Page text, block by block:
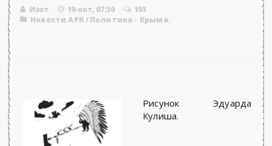
Изот 19-окт, 07:30
193
Новости АРК/Политика - Крыма.
Рисунок Эдуарда
Кулиша.